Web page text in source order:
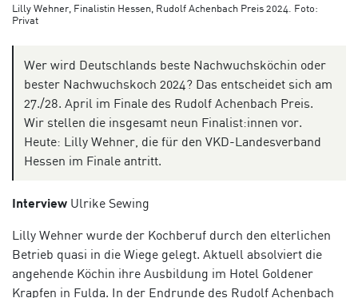
Lilly Wehner, Finalistin Hessen, Rudolf Achenbach Preis 2024. Foto:
Privat
Wer wird Deutschlands beste Nachwuchsköchin oder
bester Nachwuchskoch 2024? Das entscheidet sich am
27./28. April im Finale des Rudolf Achenbach Preis.
Wir stellen die insgesamt neun Finalist:innen vor.
Heute: Lilly Wehner, die für den VKD-Landesverband
Hessen im Finale antritt.
Interview Ulrike Sewing
Lilly Wehner wurde der Kochberuf durch den elterlichen
Betrieb quasi in die Wiege gelegt. Aktuell absolviert die
angehende Köchin ihre Ausbildung im Hotel Goldener
Krapfen in Fulda. In der Endrunde des Rudolf Achenbach